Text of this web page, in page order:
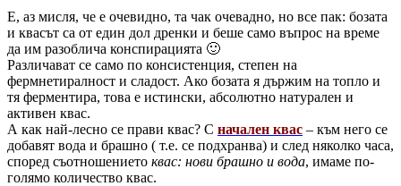
Е, аз мисля, че е очевидно, та чак очевадно, но все пак: бозата
и квасът са от един дол дренки и беше само въпрос на време
да им разоблича конспирацията 🙂
Различават се само по консистенция, степен на
фермнетиралност и сладост. Ако бозата я държим на топло и
тя ферментира, това е истински, абсолютно натурален и
активен квас.
А как най-лесно се прави квас? С начален квас – към него се
добавят вода и брашно ( т.е. се подхранва) и след няколко часа,
според съотношението квас: нови брашно и вода, имаме по-
голямо количество квас.